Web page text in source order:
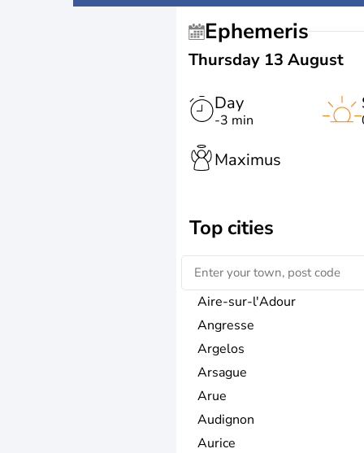
Ephemeris
Thursday 13 August
Day
-3 min
Maximus
Top cities
Aire-sur-l'Adour
Angresse
Argelos
Arsague
Arue
Audignon
Aurice